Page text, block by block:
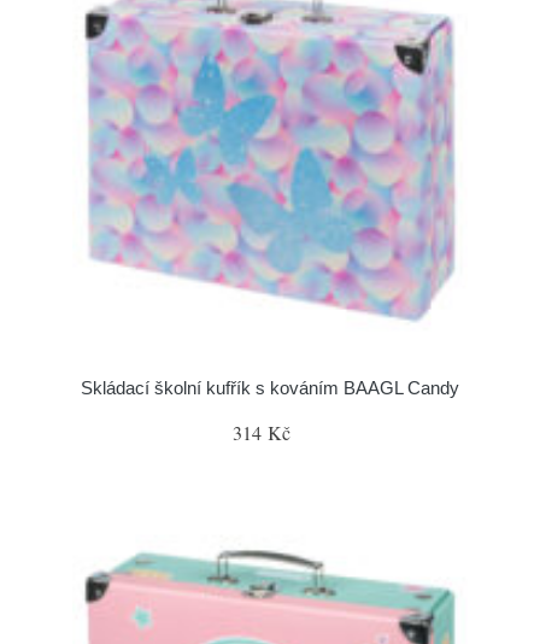
Skládací školní kufřík s kováním BAAGL Candy
314 Kč